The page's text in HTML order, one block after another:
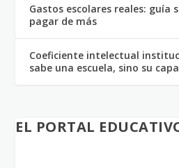
Gastos escolares reales: guía
pagar de más
Coeficiente intelectual
sabe una escuela, sino su
EL PORTAL